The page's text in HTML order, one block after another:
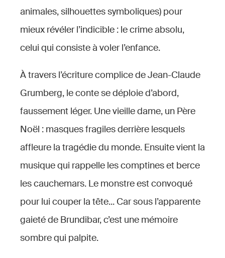
animales, silhouettes symboliques) pour
mieux révéler l’indicible : le crime absolu,
celui qui consiste à voler l’enfance.
À travers l’écriture complice de Jean-Claude
Grumberg, le conte se déploie d’abord,
faussement léger. Une vieille dame, un Père
Noël : masques fragiles derrière lesquels
affleure la tragédie du monde. Ensuite vient la
musique qui rappelle les comptines et berce
les cauchemars. Le monstre est convoqué
pour lui couper la tête... Car sous l’apparente
gaieté de Brundibar, c’est une mémoire
sombre qui palpite.